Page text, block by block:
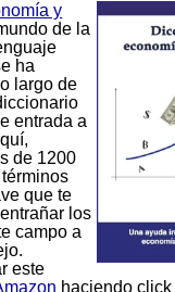
y
de la
ha
largo de
entrada a
de 1200
que te
los
campo a
este
haciendo click